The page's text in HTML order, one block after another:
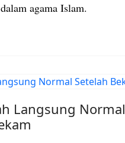
agama Islam.
Langsung Normal